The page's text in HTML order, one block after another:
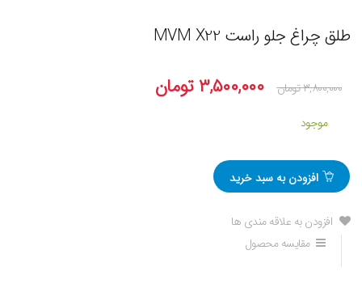
طلق چراغ جلو راست MVM X22
۳,۸۰۰,۰۰۰تومان ۳,۵۰۰,۰۰۰ تومان
موجود
افزودن به سبد خرید
افزودن به علاقه مندی ها
مقایسه محصول